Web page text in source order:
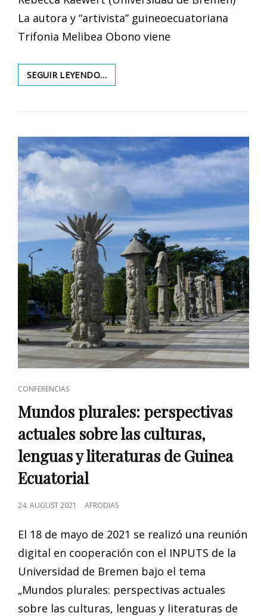
La autora y “artivista” guineoecuatoriana
Trifonia Melibea Obono viene
SEGUIR LEYENDO…GÉNERO
Y
–
CON
ESCRITORA
ARTIVISTA
GUINEOECUATORIANA
TRIFONIA
MELIBEA
OBONO
CAT
LINKS
CONFERENCIAS
Mundos plurales: perspectivas
actuales sobre las culturas,
lenguas y literaturas de Guinea
Ecuatorial
POSTED
24. AUGUST 2021 AFRODIAS
El 18 de mayo de 2021 se realizó una reunión
digital en cooperación con el INPUTS de la
Universidad de Bremen bajo el tema
„Mundos plurales: perspectivas actuales
sobre las culturas, lenguas y literaturas de